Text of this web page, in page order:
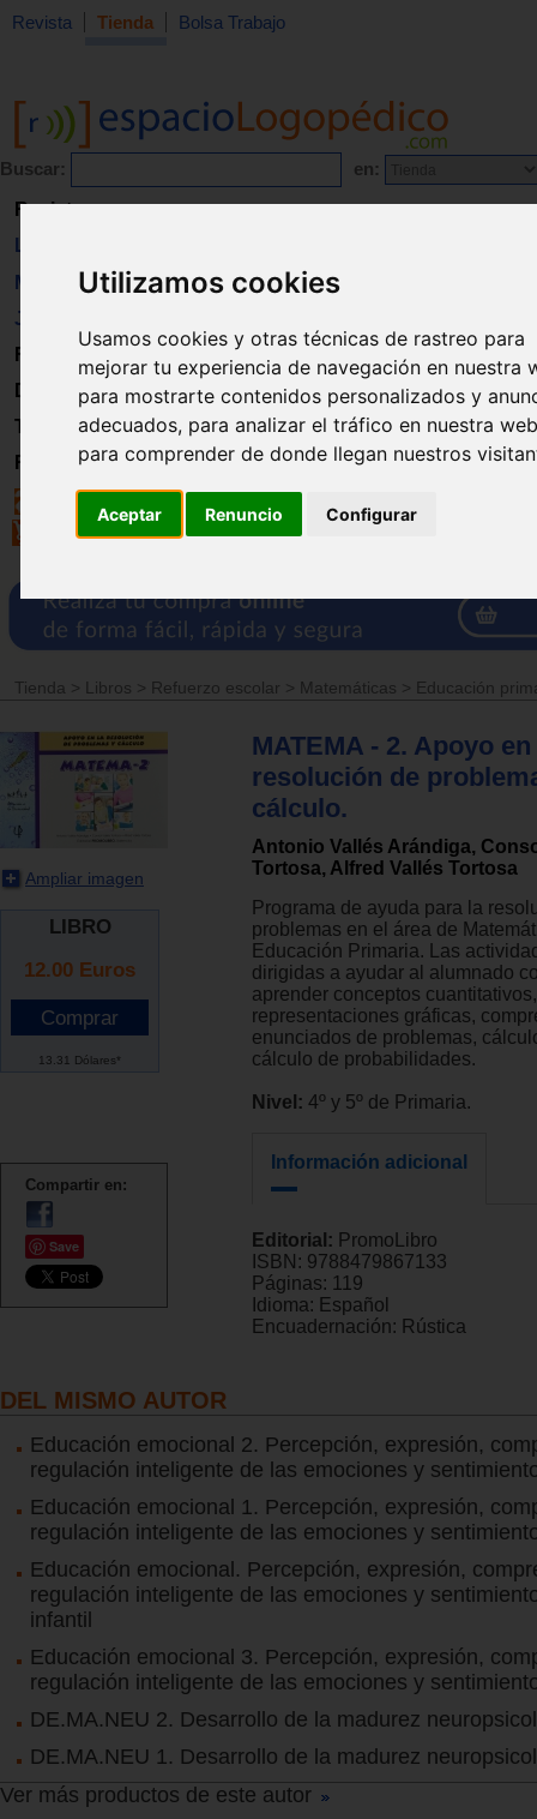
Utilizamos cookies
Usamos cookies y otras técnicas de rastreo para
mejorar tu experiencia de navegación en nuestra
para mostrarte contenidos personalizados y
adecuados, para analizar el tráfico en nuestra
para comprender de donde llegan nuestros
Aceptar Renuncio Configurar
Revista Tienda Bolsa Trabajo
Buscar: en:
Revista
Libros
Material
Juguetes
Formación
Directorio
Trabajo
Registro
Tienda > Libros > Refuerzo escolar > Matemáticas > Educación
Ampliar imagen
LIBRO
12.00 Euros
13.31 Dólares*
Compartir en:
Save
MATEMA - 2. Apoyo
resolución de
cálculo.
Antonio Vallés Arándiga,
Tortosa, Alfred Vallés Tortosa
Programa de ayuda para la
problemas en el área de
Educación Primaria. Las
dirigidas a ayudar al alumnado
aprender conceptos cuantitativos,
representaciones gráficas,
enunciados de problemas,
cálculo de probabilidades.
Nivel: 4º y 5º de Primaria.
Información adicional
Editorial: PromoLibro
ISBN: 9788479867133
Páginas: 119
Idioma: Español
Encuadernación: Rústica
DEL MISMO AUTOR
Educación emocional 2. Percepción, expresión,
regulación inteligente de las emociones y
Educación emocional 1. Percepción, expresión,
regulación inteligente de las emociones y
Educación emocional. Percepción, expresión,
regulación inteligente de las emociones y
infantil
Educación emocional 3. Percepción, expresión,
regulación inteligente de las emociones y
DE.MA.NEU 2. Desarrollo de la madurez
DE.MA.NEU 1. Desarrollo de la madurez
Ver más productos de este autor